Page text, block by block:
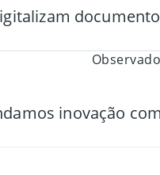
inovação